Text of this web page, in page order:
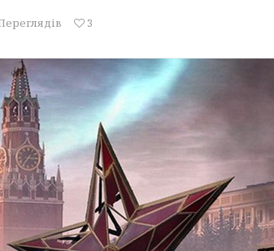
3